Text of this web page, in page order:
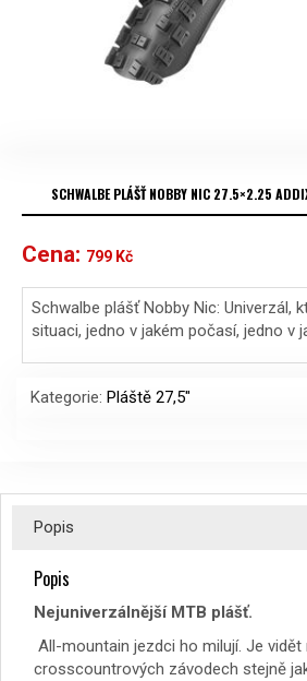
SCHWALBE PLÁŠŤ NOBBY NIC 27.5×2.25
Cena: 799 Kč
Schwalbe plášť Nobby Nic: Univerzál,
situaci, jedno v jakém počasí, jedno v
Kategorie: Pláště 27,5"
Popis
Popis
Nejuniverzálnější MTB plášť.
All-mountain jezdci ho milují. Je vidět
crosscountrových závodech stejně